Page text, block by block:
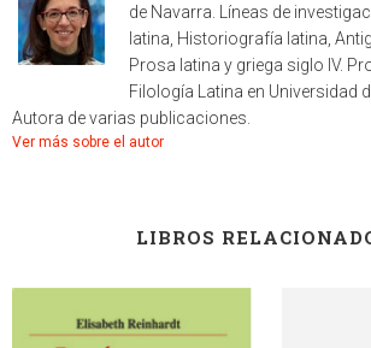
de Navarra. Líneas de
latina, Historiografía latina,
Prosa latina y griega siglo IV.
Filología Latina en Universidad
Autora de varias publicaciones.
Ver más sobre el autor
LIBROS